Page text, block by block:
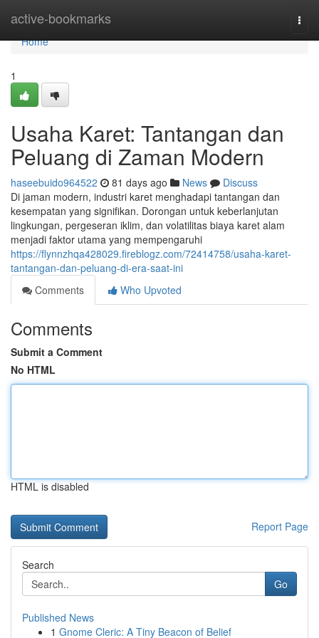
active-bookmarks
Home
Home
1
Usaha Karet: Tantangan dan
Peluang di Zaman Modern
haseebuido964522 81 days ago News
Discuss
Di jaman modern, industri karet menghadapi tantangan dan
kesempatan yang signifikan. Dorongan untuk keberlanjutan
lingkungan, pergeseran iklim, dan volatilitas biaya karet alam
menjadi faktor utama yang mempengaruhi
https://flynnzhqa428029.fireblogz.com/72414758/usaha-karet-
tantangan-dan-peluang-di-era-saat-ini
Comments
Who Upvoted
Comments
Submit a Comment
No HTML
HTML is disabled
Report Page
Search
Go
Published News
1 Gnome Cleric: A Tiny Beacon of Belief